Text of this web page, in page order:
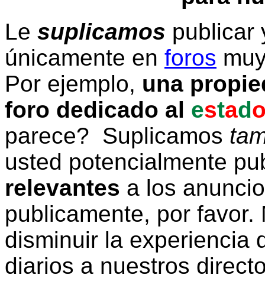
Le suplicamos publicar
únicamente en foros
Por ejemplo, una
foro dedicado al estad
parece? Suplicamos
usted potencialmente
relevantes a los
publicamente, por
disminuir la experiencia
diarios a nuestros